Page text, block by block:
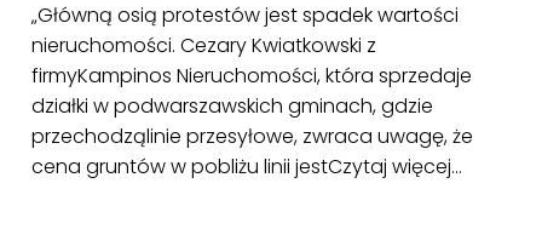
„Główną osią protestów jest spadek wartości
nieruchomości. Cezary Kwiatkowski z
firmyKampinos Nieruchomości, która sprzedaje
działki w podwarszawskich gminach, gdzie
przechodząlinie przesyłowe, zwraca uwagę, że
cena gruntów w pobliżu linii jestCzytaj więcej…